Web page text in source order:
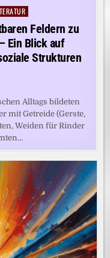
Feldern zu
Ein Blick auf
Strukturen
Alltags bildeten
mit Getreide (Gerste,
Weiden für Rinder